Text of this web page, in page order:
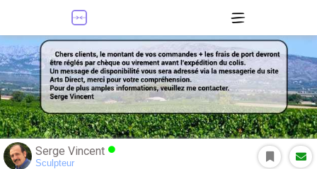
Serge Vincent
Sculpteur